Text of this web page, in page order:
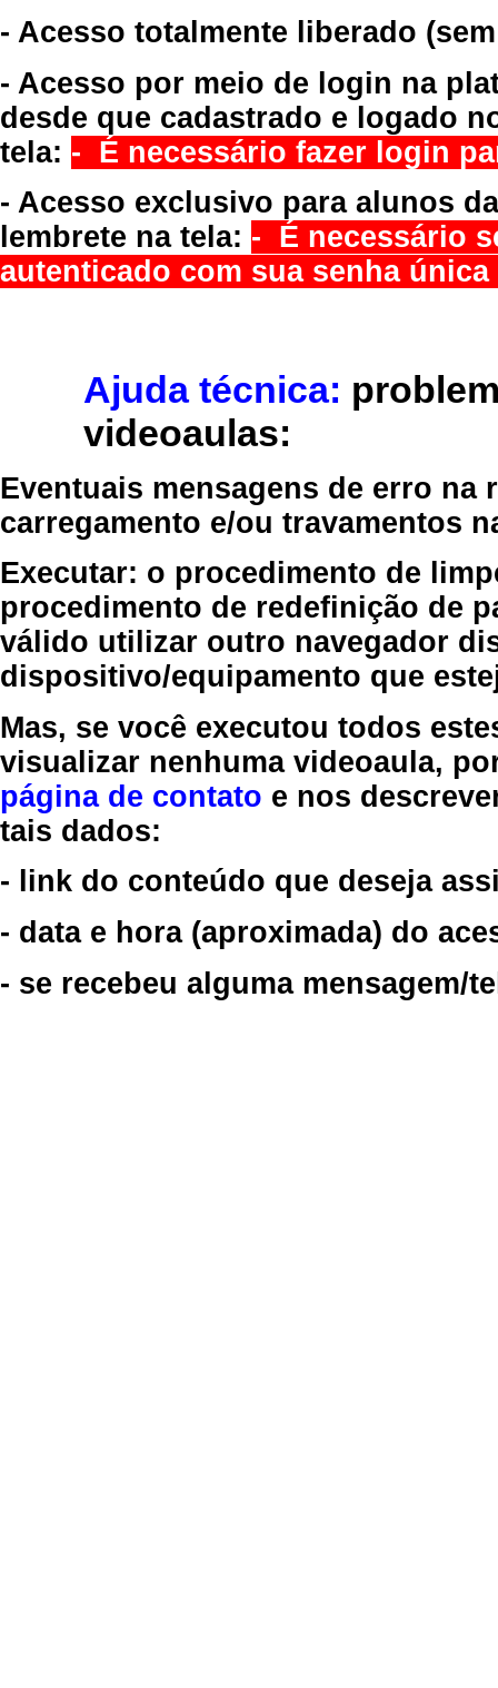
- Acesso totalmente liberado
- Acesso por meio de login na
desde que cadastrado e logado
tela: - É necessário fazer login
- Acesso exclusivo para alunos
lembrete na tela: - É necessário
autenticado com sua senha
Ajuda técnica:
videoaulas:
Eventuais mensagens de erro
carregamento e/ou travamentos
Executar: o procedimento de
procedimento de redefinição de
válido utilizar outro navegador
dispositivo/equipamento que
Mas, se você executou todos
visualizar nenhuma videoaula,
página de contato e nos
tais dados:
- link do conteúdo que deseja
- data e hora (aproximada) do
- se recebeu alguma mensagem/